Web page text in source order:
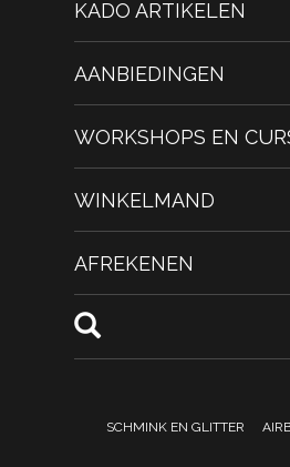
KADO ARTIKELEN
AANBIEDINGEN
WORKSHOPS EN
WINKELMAND
AFREKENEN
SCHMINK EN GLITTER